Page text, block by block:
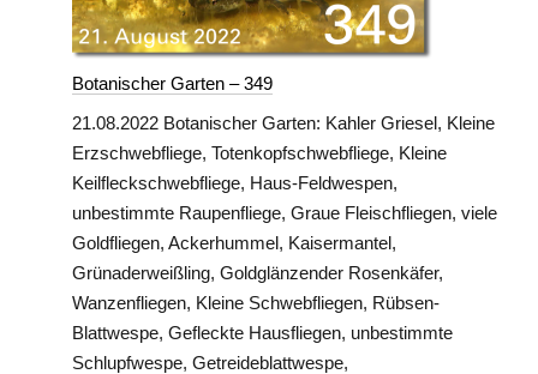
Botanischer Garten – 349
21.08.2022 Botanischer Garten: Kahler Griesel, Kleine
Erzschwebfliege, Totenkopfschwebfliege, Kleine
Keilfleckschwebfliege, Haus-Feldwespen,
unbestimmte Raupenfliege, Graue Fleischfliegen, viele
Goldfliegen, Ackerhummel, Kaisermantel,
Grünaderweißling, Goldglänzender Rosenkäfer,
Wanzenfliegen, Kleine Schwebfliegen, Rübsen-
Blattwespe, Gefleckte Hausfliegen, unbestimmte
Schlupfwespe, Getreideblattwespe,